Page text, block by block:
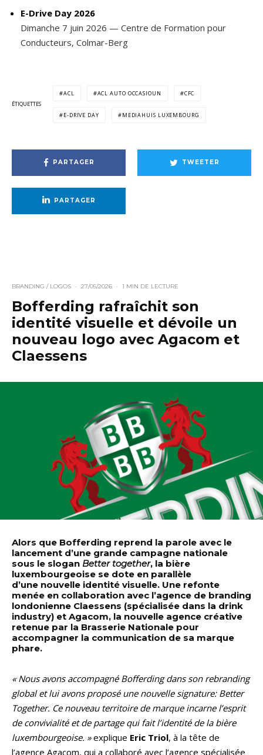
E-Drive Day 2026
Dimanche 7 juin 2026 — Centre de Formation pour
Conducteurs, Colmar-Berg
ÉTIQUETTES
ACL ACL AUTO OCCASIOUN CFC
E-DRIVE DAY MEDIAHUIS LUXEMBOURG
PARTAGER TWEETER
PARTAGER
BRANDING / LOGOS · 27/05/2026 · 1 MIN DE LECTURE
Bofferding rafraîchit son
identité visuelle et dévoile un
nouveau logo avec Agacom et
Claessens
Alors que Bofferding reprend la parole avec le
lancement d’une grande campagne nationale
sous le slogan Better together, la bière
luxembourgeoise se dote en parallèle
d’une nouvelle identité visuelle. Une refonte
menée en collaboration avec l’agence de branding
londonienne Claessens (spécialisée dans la drink
industry) et Agacom, la nouvelle agence créative
retenue par la Brasserie Nationale pour
accompagner la communication de sa marque
phare.
« Nous avons accompagné Bofferding dans son rebranding
global et lui avons proposé une nouvelle signature: Better
Together. Ce nouveau territoire de marque incarne l’esprit
de convivialité et de partage qui fait l’identité de la bière
luxembourgeoise. »explique Eric Triol, à la tête de
l’agence Agacom, qui a collaboré avec l’agence spécialisée